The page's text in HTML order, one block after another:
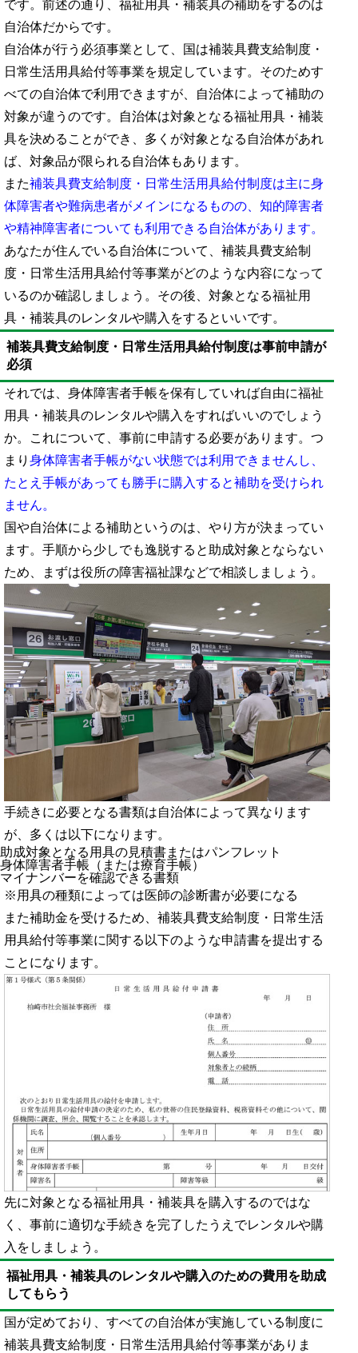
です。前述の通り、福祉用具・補装具の補助をするのは
自治体だからです。
自治体が行う必須事業として、国は補装具費支給制度・
日常生活用具給付等事業を規定しています。そのためす
べての自治体で利用できますが、自治体によって補助の
対象が違うのです。自治体は対象となる福祉用具・補装
具を決めることができ、多くが対象となる自治体があれ
ば、対象品が限られる自治体もあります。
また補装具費支給制度・日常生活用具給付制度は主に身
体障害者や難病患者がメインになるものの、知的障害者
や精神障害者についても利用できる自治体があります。
あなたが住んでいる自治体について、補装具費支給制
度・日常生活用具給付等事業がどのような内容になって
いるのか確認しましょう。その後、対象となる福祉用
具・補装具のレンタルや購入をするといいです。
補装具費支給制度・日常生活用具給付制度は事前申請が
必須
それでは、身体障害者手帳を保有していれば自由に福祉
用具・補装具のレンタルや購入をすればいいのでしょう
か。これについて、事前に申請する必要があります。つ
まり 身体障害者手帳がない状態では利用できませんし、
たとえ手帳があっても勝手に購入すると補助を受けられ
ません。
国や自治体による補助というのは、やり方が決まってい
ます。手順から少しでも逸脱すると助成対象とならない
ため、まずは役所の障害福祉課などで相談しましょう。
手続きに必要となる書類は自治体によって異なります
が、多くは以下になります。
助成対象となる用具の見積書またはパンフレット
身体障害者手帳（または療育手帳）
マイナンバーを確認できる書類
※用具の種類によっては医師の診断書が必要になる
また補助金を受けるため、補装具費支給制度・日常生活
用具給付等事業に関する以下のような申請書を提出する
ことになります。
先に対象となる福祉用具・補装具を購入するのではな
く、事前に適切な手続きを完了したうえでレンタルや購
入をしましょう。
福祉用具・補装具のレンタルや購入のための費用を助成
してもらう
国が定めており、すべての自治体が実施している制度に
補装具費支給制度・日常生活用具給付等事業がありま